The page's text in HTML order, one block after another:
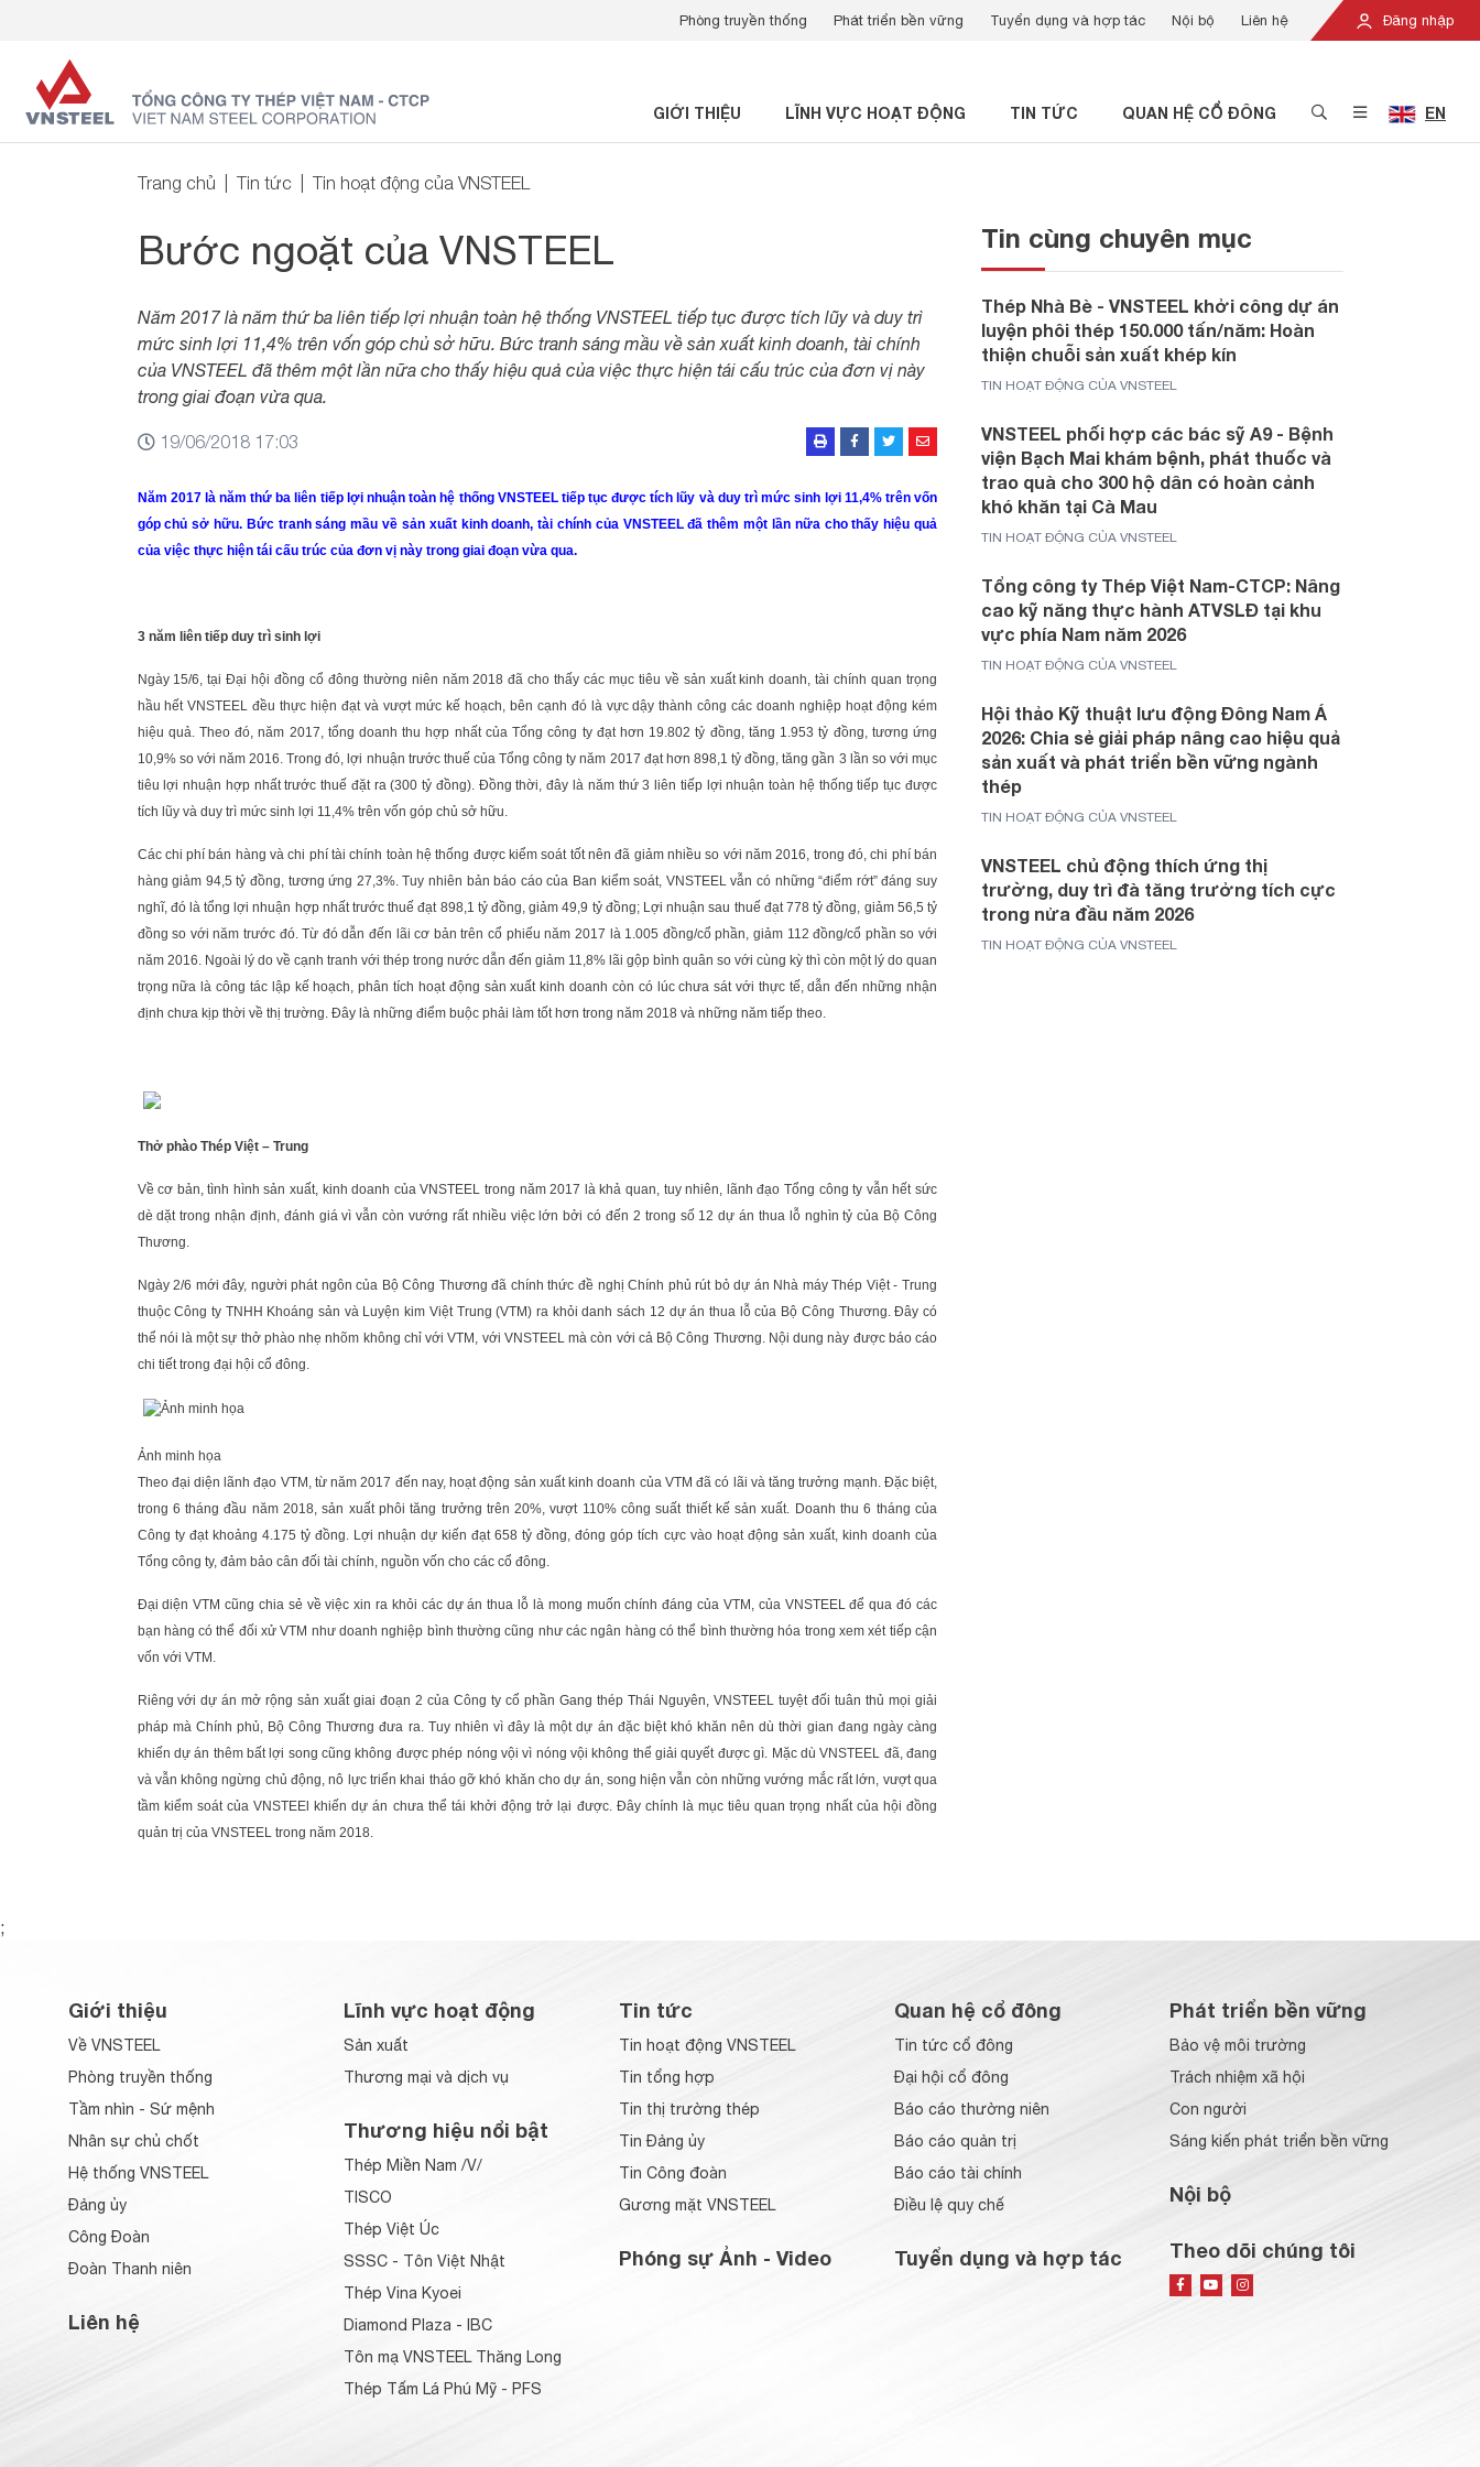
Đăng nhập
Phòng truyền thống Phát triển bền vững Tuyển dụng và hợp tác Nội bộ Liên hệ
GIỚI THIỆU LĨNH VỰC HOẠT ĐỘNG TIN TỨC QUAN HỆ CỔ ĐÔNG EN
Trang chủ Tin tức Tin hoạt động của VNSTEEL
Bước ngoặt của VNSTEEL
Năm 2017 là năm thứ ba liên tiếp lợi nhuận toàn hệ thống VNSTEEL tiếp tục được tích lũy và duy trì
mức sinh lợi 11,4% trên vốn góp chủ sở hữu. Bức tranh sáng mầu về sản xuất kinh doanh, tài chính
của VNSTEEL đã thêm một lần nữa cho thấy hiệu quả của việc thực hiện tái cấu trúc của đơn vị này
trong giai đoạn vừa qua.
19/06/2018 17:03
Năm 2017 là năm thứ ba liên tiếp lợi nhuận toàn hệ thống VNSTEEL tiếp tục được tích lũy và duy trì mức sinh lợi 11,4% trên vốn
góp chủ sở hữu. Bức tranh sáng mầu về sản xuất kinh doanh, tài chính của VNSTEEL đã thêm một lần nữa cho thấy hiệu quả
của việc thực hiện tái cấu trúc của đơn vị này trong giai đoạn vừa qua.
3 năm liên tiếp duy trì sinh lợi
Ngày 15/6, tại Đại hội đồng cổ đông thường niên năm 2018 đã cho thấy các mục tiêu về sản xuất kinh doanh, tài chính quan trọng
hầu hết VNSTEEL đều thực hiện đạt và vượt mức kế hoạch, bên cạnh đó là vực dậy thành công các doanh nghiệp hoạt động kém
hiệu quả. Theo đó, năm 2017, tổng doanh thu hợp nhất của Tổng công ty đạt hơn 19.802 tỷ đồng, tăng 1.953 tỷ đồng, tương ứng
10,9% so với năm 2016. Trong đó, lợi nhuận trước thuế của Tổng công ty năm 2017 đạt hơn 898,1 tỷ đồng, tăng gần 3 lần so với mục
tiêu lợi nhuận hợp nhất trước thuế đặt ra (300 tỷ đồng). Đồng thời, đây là năm thứ 3 liên tiếp lợi nhuận toàn hệ thống tiếp tục được
tích lũy và duy trì mức sinh lợi 11,4% trên vốn góp chủ sở hữu.
Các chi phí bán hàng và chi phí tài chính toàn hệ thống được kiểm soát tốt nên đã giảm nhiều so với năm 2016, trong đó, chi phí bán
hàng giảm 94,5 tỷ đồng, tương ứng 27,3%. Tuy nhiên bản báo cáo của Ban kiểm soát, VNSTEEL vẫn có những “điểm rớt” đáng suy
nghĩ, đó là tổng lợi nhuận hợp nhất trước thuế đạt 898,1 tỷ đồng, giảm 49,9 tỷ đồng; Lợi nhuận sau thuế đạt 778 tỷ đồng, giảm 56,5 tỷ
đồng so với năm trước đó. Từ đó dẫn đến lãi cơ bản trên cổ phiếu năm 2017 là 1.005 đồng/cổ phần, giảm 112 đồng/cổ phần so với
năm 2016. Ngoài lý do về cạnh tranh với thép trong nước dẫn đến giảm 11,8% lãi gộp bình quân so với cùng kỳ thì còn một lý do quan
trọng nữa là công tác lập kế hoạch, phân tích hoạt động sản xuất kinh doanh còn có lúc chưa sát với thực tế, dẫn đến những nhận
định chưa kịp thời về thị trường. Đây là những điểm buộc phải làm tốt hơn trong năm 2018 và những năm tiếp theo.
Thở phào Thép Việt – Trung
Về cơ bản, tình hình sản xuất, kinh doanh của VNSTEEL trong năm 2017 là khả quan, tuy nhiên, lãnh đạo Tổng công ty vẫn hết sức
dè dặt trong nhận định, đánh giá vì vẫn còn vướng rất nhiều việc lớn bởi có đến 2 trong số 12 dự án thua lỗ nghìn tỷ của Bộ Công
Thương.
Ngày 2/6 mới đây, người phát ngôn của Bộ Công Thương đã chính thức đề nghị Chính phủ rút bỏ dự án Nhà máy Thép Việt - Trung
thuộc Công ty TNHH Khoáng sản và Luyện kim Việt Trung (VTM) ra khỏi danh sách 12 dự án thua lỗ của Bộ Công Thương. Đây có
thể nói là một sự thở phào nhẹ nhõm không chỉ với VTM, với VNSTEEL mà còn với cả Bộ Công Thương. Nội dung này được báo cáo
chi tiết trong đại hội cổ đông.
Ảnh minh họa
Theo đại diện lãnh đạo VTM, từ năm 2017 đến nay, hoạt động sản xuất kinh doanh của VTM đã có lãi và tăng trưởng mạnh. Đặc biệt,
trong 6 tháng đầu năm 2018, sản xuất phôi tăng trưởng trên 20%, vượt 110% công suất thiết kế sản xuất. Doanh thu 6 tháng của
Công ty đạt khoảng 4.175 tỷ đồng. Lợi nhuận dự kiến đạt 658 tỷ đồng, đóng góp tích cực vào hoạt động sản xuất, kinh doanh của
Tổng công ty, đảm bảo cân đối tài chính, nguồn vốn cho các cổ đông.
Đại diện VTM cũng chia sẻ về việc xin ra khỏi các dự án thua lỗ là mong muốn chính đáng của VTM, của VNSTEEL để qua đó các
bạn hàng có thể đối xử VTM như doanh nghiệp bình thường cũng như các ngân hàng có thể bình thường hóa trong xem xét tiếp cận
vốn với VTM.
Riêng với dự án mở rộng sản xuất giai đoạn 2 của Công ty cổ phần Gang thép Thái Nguyên, VNSTEEL tuyệt đối tuân thủ mọi giải
pháp mà Chính phủ, Bộ Công Thương đưa ra. Tuy nhiên vì đây là một dự án đặc biệt khó khăn nên dù thời gian đang ngày càng
khiến dự án thêm bất lợi song cũng không được phép nóng vội vì nóng vội không thể giải quyết được gì. Mặc dù VNSTEEL đã, đang
và vẫn không ngừng chủ động, nô lực triển khai tháo gỡ khó khăn cho dự án, song hiện vẫn còn những vướng mắc rất lớn, vượt qua
tầm kiểm soát của VNSTEEl khiến dự án chưa thể tái khởi động trở lại được. Đây chính là mục tiêu quan trọng nhất của hội đồng
quản trị của VNSTEEL trong năm 2018.
Tin cùng chuyên mục
Thép Nhà Bè - VNSTEEL khởi công dự án
luyện phôi thép 150.000 tấn/năm: Hoàn
thiện chuỗi sản xuất khép kín
TIN HOẠT ĐỘNG CỦA VNSTEEL
VNSTEEL phối hợp các bác sỹ A9 - Bệnh
viện Bạch Mai khám bệnh, phát thuốc và
trao quà cho 300 hộ dân có hoàn cảnh
khó khăn tại Cà Mau
TIN HOẠT ĐỘNG CỦA VNSTEEL
Tổng công ty Thép Việt Nam-CTCP: Nâng
cao kỹ năng thực hành ATVSLĐ tại khu
vực phía Nam năm 2026
TIN HOẠT ĐỘNG CỦA VNSTEEL
Hội thảo Kỹ thuật lưu động Đông Nam Á
2026: Chia sẻ giải pháp nâng cao hiệu quả
sản xuất và phát triển bền vững ngành
thép
TIN HOẠT ĐỘNG CỦA VNSTEEL
VNSTEEL chủ động thích ứng thị
trường, duy trì đà tăng trưởng tích cực
trong nửa đầu năm 2026
TIN HOẠT ĐỘNG CỦA VNSTEEL
;
Giới thiệu
Về VNSTEEL
Phòng truyền thống
Tầm nhìn - Sứ mệnh
Nhân sự chủ chốt
Hệ thống VNSTEEL
Đảng ủy
Công Đoàn
Đoàn Thanh niên
Liên hệ
Lĩnh vực hoạt động
Sản xuất
Thương mại và dịch vụ
Thương hiệu nổi bật
Thép Miền Nam /V/
TISCO
Thép Việt Úc
SSSC - Tôn Việt Nhật
Thép Vina Kyoei
Diamond Plaza - IBC
Tôn mạ VNSTEEL Thăng Long
Thép Tấm Lá Phú Mỹ - PFS
Tin tức
Tin hoạt động VNSTEEL
Tin tổng hợp
Tin thị trường thép
Tin Đảng ủy
Tin Công đoàn
Gương mặt VNSTEEL
Phóng sự Ảnh - Video
Quan hệ cổ đông
Tin tức cổ đông
Đại hội cổ đông
Báo cáo thường niên
Báo cáo quản trị
Báo cáo tài chính
Điều lệ quy chế
Tuyển dụng và hợp tác
Phát triển bền vững
Bảo vệ môi trường
Trách nhiệm xã hội
Con người
Sáng kiến phát triển bền vững
Nội bộ
Theo dõi chúng tôi